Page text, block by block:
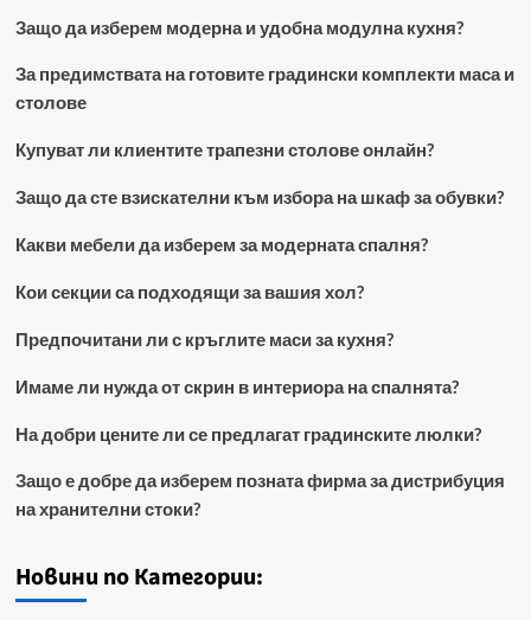
Защо да изберем модерна и удобна модулна кухня?
За предимствата на готовите градински комплекти маса и
столове
Купуват ли клиентите трапезни столове онлайн?
Защо да сте взискателни към избора на шкаф за обувки?
Какви мебели да изберем за модерната спалня?
Кои секции са подходящи за вашия хол?
Предпочитани ли с кръглите маси за кухня?
Имаме ли нужда от скрин в интериора на спалнята?
На добри цените ли се предлагат градинските люлки?
Защо е добре да изберем позната фирма за дистрибуция
на хранителни стоки?
Новини по Категории: